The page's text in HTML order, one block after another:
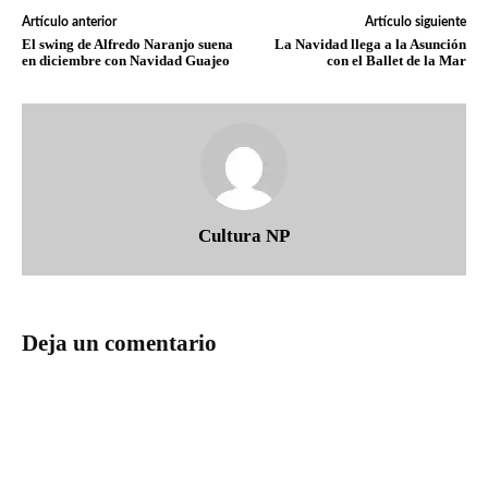
Artículo anterior
El swing de Alfredo Naranjo suena
en diciembre con Navidad Guajeo
Artículo siguiente
La Navidad llega a la Asunción
con el Ballet de la Mar
Cultura NP
Deja un comentario